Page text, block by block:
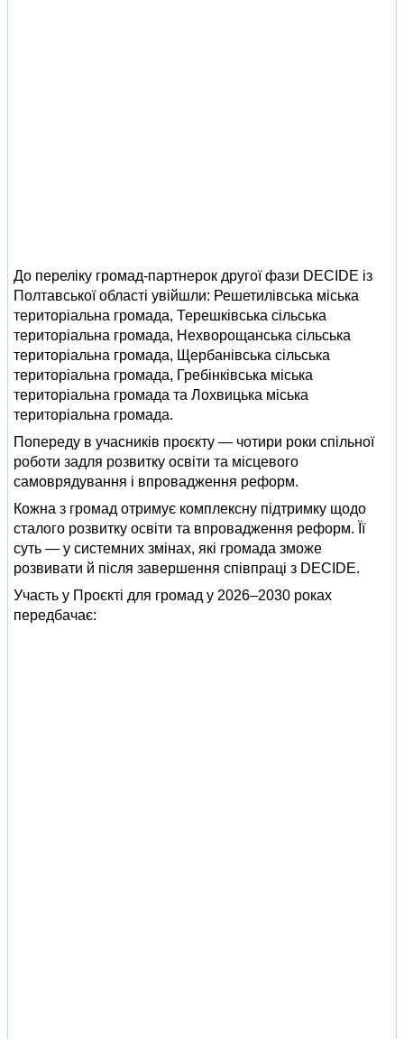
До переліку громад-партнерок другої фази DECIDE із
Полтавської області увійшли: Решетилівська міська
територіальна громада, Терешківська сільська
територіальна громада, Нехворощанська сільська
територіальна громада, Щербанівська сільська
територіальна громада, Гребінківська міська
територіальна громада та Лохвицька міська
територіальна громада.
Попереду в учасників проєкту — чотири роки спільної
роботи задля розвитку освіти та місцевого
самоврядування і впровадження реформ.
Кожна з громад отримує комплексну підтримку щодо
сталого розвитку освіти та впровадження реформ. Її
суть — у системних змінах, які громада зможе
розвивати й після завершення співпраці з DECIDE.
Участь у Проєкті для громад у 2026–2030 роках
передбачає: